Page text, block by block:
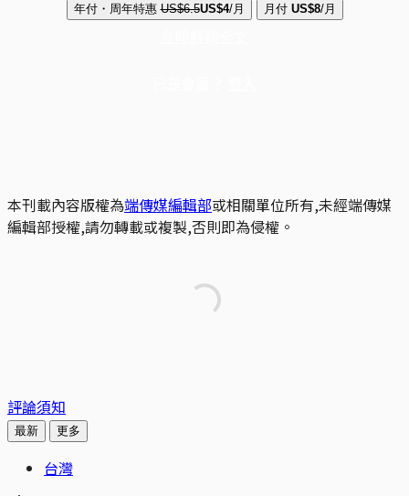
年付・周年特惠 US$6.5US$4/月 月付 US$8/月
本刊載內容版權為端傳媒編輯部或相關單位所有,未經端傳媒
編輯部授權,請勿轉載或複製,否則即為侵權。
評論須知
最新 更多
台灣